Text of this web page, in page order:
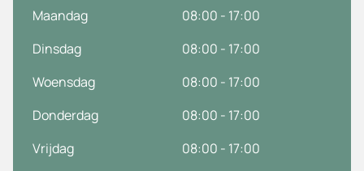
Maandag
08:00 - 17:00
Dinsdag
08:00 - 17:00
Woensdag
08:00 - 17:00
Donderdag
08:00 - 17:00
Vrijdag
08:00 - 17:00